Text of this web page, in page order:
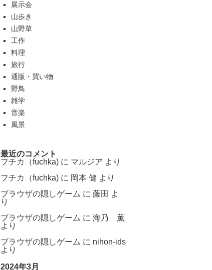
展示会
山歩き
山野草
工作
料理
旅行
通販・買い物
野鳥
雑学
音楽
風景
最近のコメント
フチカ（fuchka) に マルジア より
フチカ（fuchka) に 岡本 健 より
ブラウザの隠しゲーム に 藤田 よ
り
ブラウザの隠しゲーム に 海乃 薫
より
ブラウザの隠しゲーム に nihon-ids
より
2024年3月